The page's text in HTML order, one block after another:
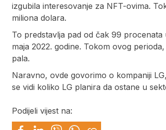
izgubila interesovanje za NFT-ovima.
miliona dolara.
To predstavlja pad od čak 99
maja 2022. godine. Tokom ovog
pala.
Naravno, ovde govorimo o kompaniji
se vidi koliko LG planira da ostane u
Podijeli vijest na: